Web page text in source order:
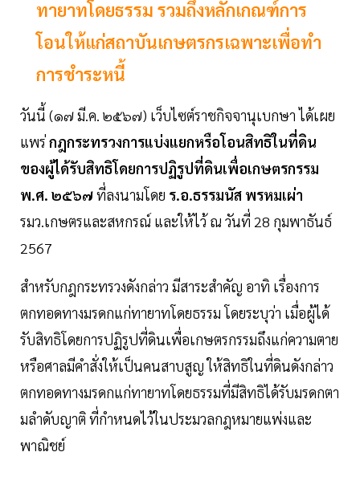
ทายาทโดยธรรม รวมถึงหลักเกณฑ์การ
โอนให้แก่สถาบันเกษตรกรเฉพาะเพื่อทำ
การชําระหนี้
วันนี้ (๑๗ มี.ค. ๒๕๖๗) เว็บไซต์ราชกิจจานุเบกษา ได้เผย
แพร่กฎกระทรวงการแบ่งแยกหรือโอนสิทธิในที่ดิน
ของผู้ได้รับสิทธิโดยการปฏิรูปที่ดินเพื่อเกษตรกรรม
พ.ศ. ๒๕๖๗ที่ลงนามโดย ร.อ.ธรรมนัส พรหมเผ่า
รมว.เกษตรและสหกรณ์ และให้ไว้ ณ วันที่ 28 กุมพาธันธ์
2567
สำหรับกฎกระทรวงดังกล่าว มีสาระสำคัญ อาทิ เรื่องการ
ตกทอดทางมรดกแก่ทายาทโดยธรรม โดยระบุว่า เมื่อผู้ได้
รับสิทธิโดยการปฏิรูปที่ดินเพื่อเกษตรกรรมถึงแก่ความตาย
หรือศาลมีคําสั่งให้เป็นคนสาบสูญ ให้สิทธิในที่ดินดังกล่าว
ตกทอดทางมรดกแก่ทายาทโดยธรรมที่มีสิทธิได้รับมรดกตา
มลําดับญาติ ที่กําหนดไว้ในประมวลกฎหมายแพ่งและ
พาณิชย์